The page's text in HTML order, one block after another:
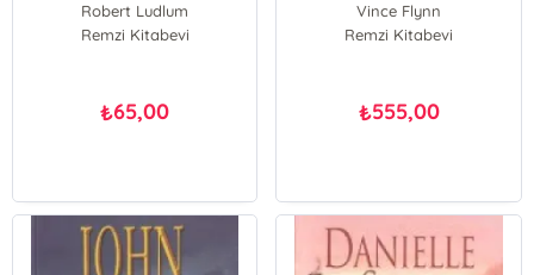
Robert Ludlum
Remzi Kitabevi
₺65,00
Vince Flynn
Remzi Kitabevi
₺555,00